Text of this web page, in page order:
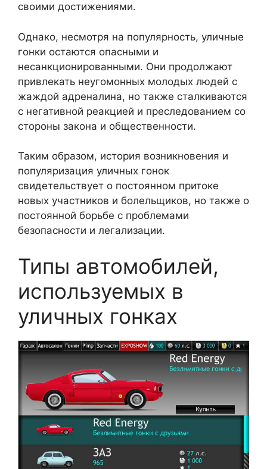
своими достижениями.
Однако, несмотря на популярность, уличные
гонки остаются опасными и
несанкционированными. Они продолжают
привлекать неугомонных молодых людей с
жаждой адреналина, но также сталкиваются
с негативной реакцией и преследованием со
стороны закона и общественности.
Таким образом, история возникновения и
популяризация уличных гонок
свидетельствует о постоянном притоке
новых участников и болельщиков, но также о
постоянной борьбе с проблемами
безопасности и легализации.
Типы автомобилей,
используемых в
уличных гонках